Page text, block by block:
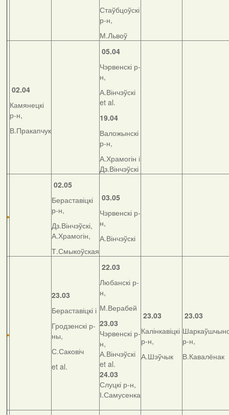
Стаўбцоўскі
р-н,
М.Львоў
02.04
Камянецкі
р-н,
В.Пракапчук
05.04
Чэрвенскі р-
н,
А.Вінчэўскі
et al.
19.04
Валожынскі
р-н,
А.Храмогін і
Дз.Вінчэўскі
02.05
Бераставіцкі
р-н,
Дз.Вінчэўскі,
А.Храмогін,
Т.Смыкоўская
03.05
Чэрвенскі р-
н,
А.Вінчэўскі
23.03
Бераставіцкі і
Гродзенскі р-
ны,
С.Саковіч
et al.
22.03
Любанскі р-
н,
М.Верабей
23.03
Чэрвенскі р-
н,
А.Вінчэўскі
et al.
24.03
Слуцкі р-н,
І.Самусенка
23.03
Калінкавіцкі
р-н,
А.Шэўчык
23.03
р-н,
В.Кавалёнак